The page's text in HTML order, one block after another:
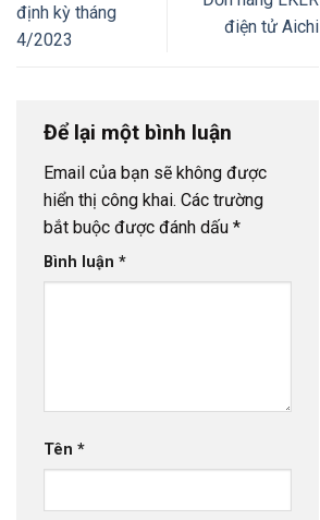
định kỳ tháng
4/2023
điện tử Aichi
Để lại một bình luận
Email của bạn sẽ không được
hiển thị công khai. Các trường
bắt buộc được đánh dấu *
Bình luận *
Tên *